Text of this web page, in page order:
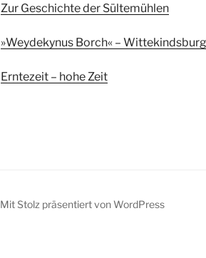
Zur Geschichte der Sültemühlen
»Weydekynus Borch« – Wittekindsburg
Erntezeit – hohe Zeit
Mit Stolz präsentiert von WordPress